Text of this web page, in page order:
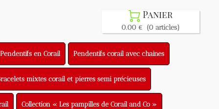
Panier
0.00 € (0 articles)
en Corail Pendentifs corail avec chaines
mixtes corail et pierres semi précieuses
Collection « Les pampilles de Corail and Co »